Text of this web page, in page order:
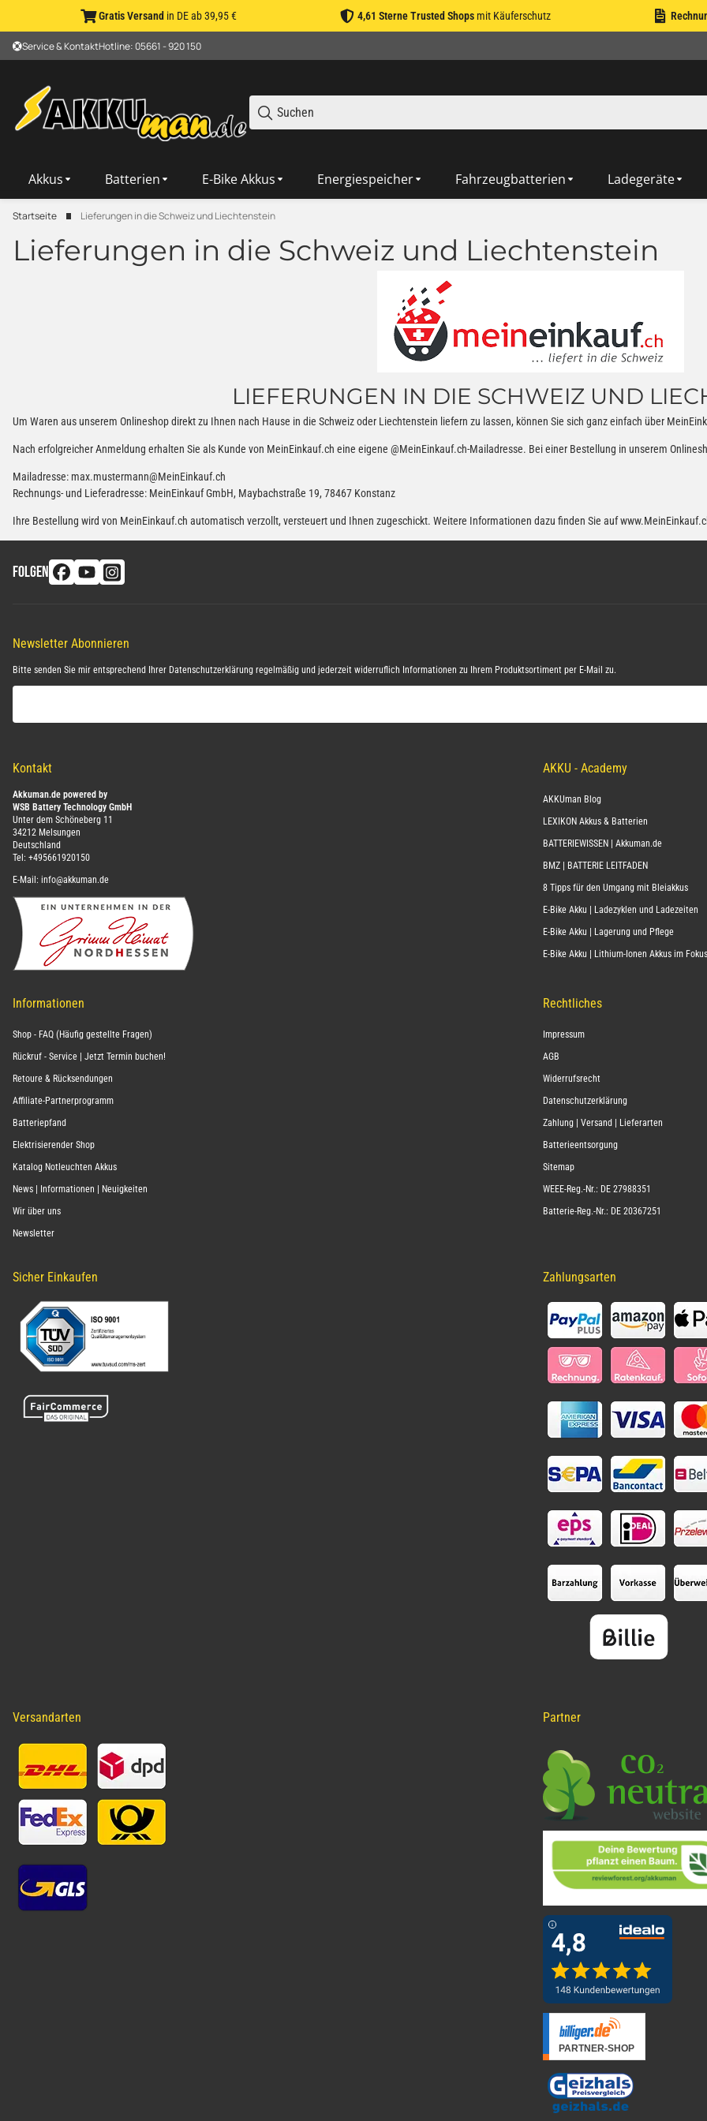
Gratis Versand in DE ab 39,95 € 4,61 Sterne Trusted Shopsmit Käuferschutz
Service & KontaktHotline: 05661 - 920 150
Akkus Batterien E-Bike Akkus Energiespeicher Fahrzeugbatterien Ladegeräte
Startseite Lieferungen in die Schweiz und Liechtenstein
Lieferungen in die Schweiz und Liechtenstein
LIEFERUNGEN IN DIE SCHWEIZ UND
Um Waren aus unserem Onlineshop direkt zu Ihnen nach Hause in die Schweiz oder Liechtenstein liefern zu lassen, können Sie sich ganz einfach über
Nach erfolgreicher Anmeldung erhalten Sie als Kunde von MeinEinkauf.ch eine eigene @MeinEinkauf.ch-Mailadresse. Bei einer Bestellung in unserem
Mailadresse: max.mustermann@MeinEinkauf.ch
Rechnungs- und Lieferadresse: MeinEinkauf GmbH, Maybachstraße 19, 78467 Konstanz
Ihre Bestellung wird von MeinEinkauf.ch automatisch verzollt, versteuert und Ihnen zugeschickt. Weitere Informationen dazu finden Sie auf
FOLGEN
Newsletter Abonnieren
Bitte senden Sie mir entsprechend Ihrer Datenschutzerklärung regelmäßig und jederzeit widerruflich Informationen zu Ihrem Produktsortiment per E-Mail zu.
Kontakt
Akkuman.de powered by
WSB Battery Technology GmbH
Unter dem Schöneberg 11
34212 Melsungen
Deutschland
Tel: +495661920150
E-Mail: info@akkuman.de
AKKU - Academy
AKKUman Blog
LEXIKON Akkus & Batterien
BATTERIEWISSEN | Akkuman.de
BMZ | BATTERIE LEITFADEN
8 Tipps für den Umgang mit Bleiakkus
E-Bike Akku | Ladezyklen und Ladezeiten
E-Bike Akku | Lagerung und Pflege
E-Bike Akku | Lithium-Ionen Akkus im Fokus
Informationen
Shop - FAQ (Häufig gestellte Fragen)
Rückruf - Service | Jetzt Termin buchen!
Retoure & Rücksendungen
Affiliate-Partnerprogramm
Batteriepfand
Elektrisierender Shop
Katalog Notleuchten Akkus
News | Informationen | Neuigkeiten
Wir über uns
Newsletter
Rechtliches
Impressum
AGB
Widerrufsrecht
Datenschutzerklärung
Zahlung | Versand | Lieferarten
Batterieentsorgung
Sitemap
WEEE-Reg.-Nr.: DE 27988351
Batterie-Reg.-Nr.: DE 20367251
Sicher Einkaufen Zahlungsarten
Versandarten Partner